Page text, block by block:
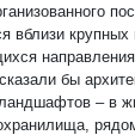
вблизи
бы
– в